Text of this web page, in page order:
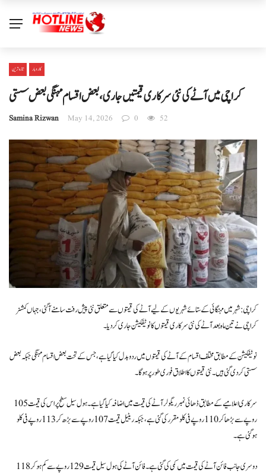
تازہ ترین کاروبار
کراچی میں آٹے کی نئی سرکاری قیمتیں جاری، بعض اقسام مہنگی بعض سستی
Samina Rizwan May 14, 2026 0 52
کراچی: شہر میں مہنگائی کے ستائے شہریوں کے لیے آٹے کی قیمتوں سے متعلق نئی پیش رفت سامنے آگئی، جہاں کمشنر
کراچی نے تین ماہ بعد آٹے کی نئی سرکاری قیمتوں کا نوٹیفکیشن جاری کردیا۔
نوٹیفکیشن کے مطابق مختلف اقسام کے آٹے کی قیمتوں میں ردوبدل کیا گیا ہے، جس کے تحت بعض اقسام مہنگی جبکہ بعض
سستی کردی گئی ہیں۔ نئی قیمتوں کا اطلاق فوری طور پر ہوگا۔
سرکاری اعلامیے کے مطابق ڈھائی نمبر ریگولر آٹے کی قیمت میں اضافہ کیا گیا ہے۔ ہول سیل سطح پر اس کی قیمت 105
روپے سے بڑھا کر 110 روپے فی کلو مقرر کی گئی ہے، جبکہ ریٹیل قیمت 107 روپے سے بڑھ کر 113 روپے فی کلو
ہوگئی ہے۔
دوسری جانب فائن آٹے کی قیمت میں کمی کی گئی ہے۔ فائن آٹے کی ہول سیل قیمت 129 روپے سے کم ہو کر 118